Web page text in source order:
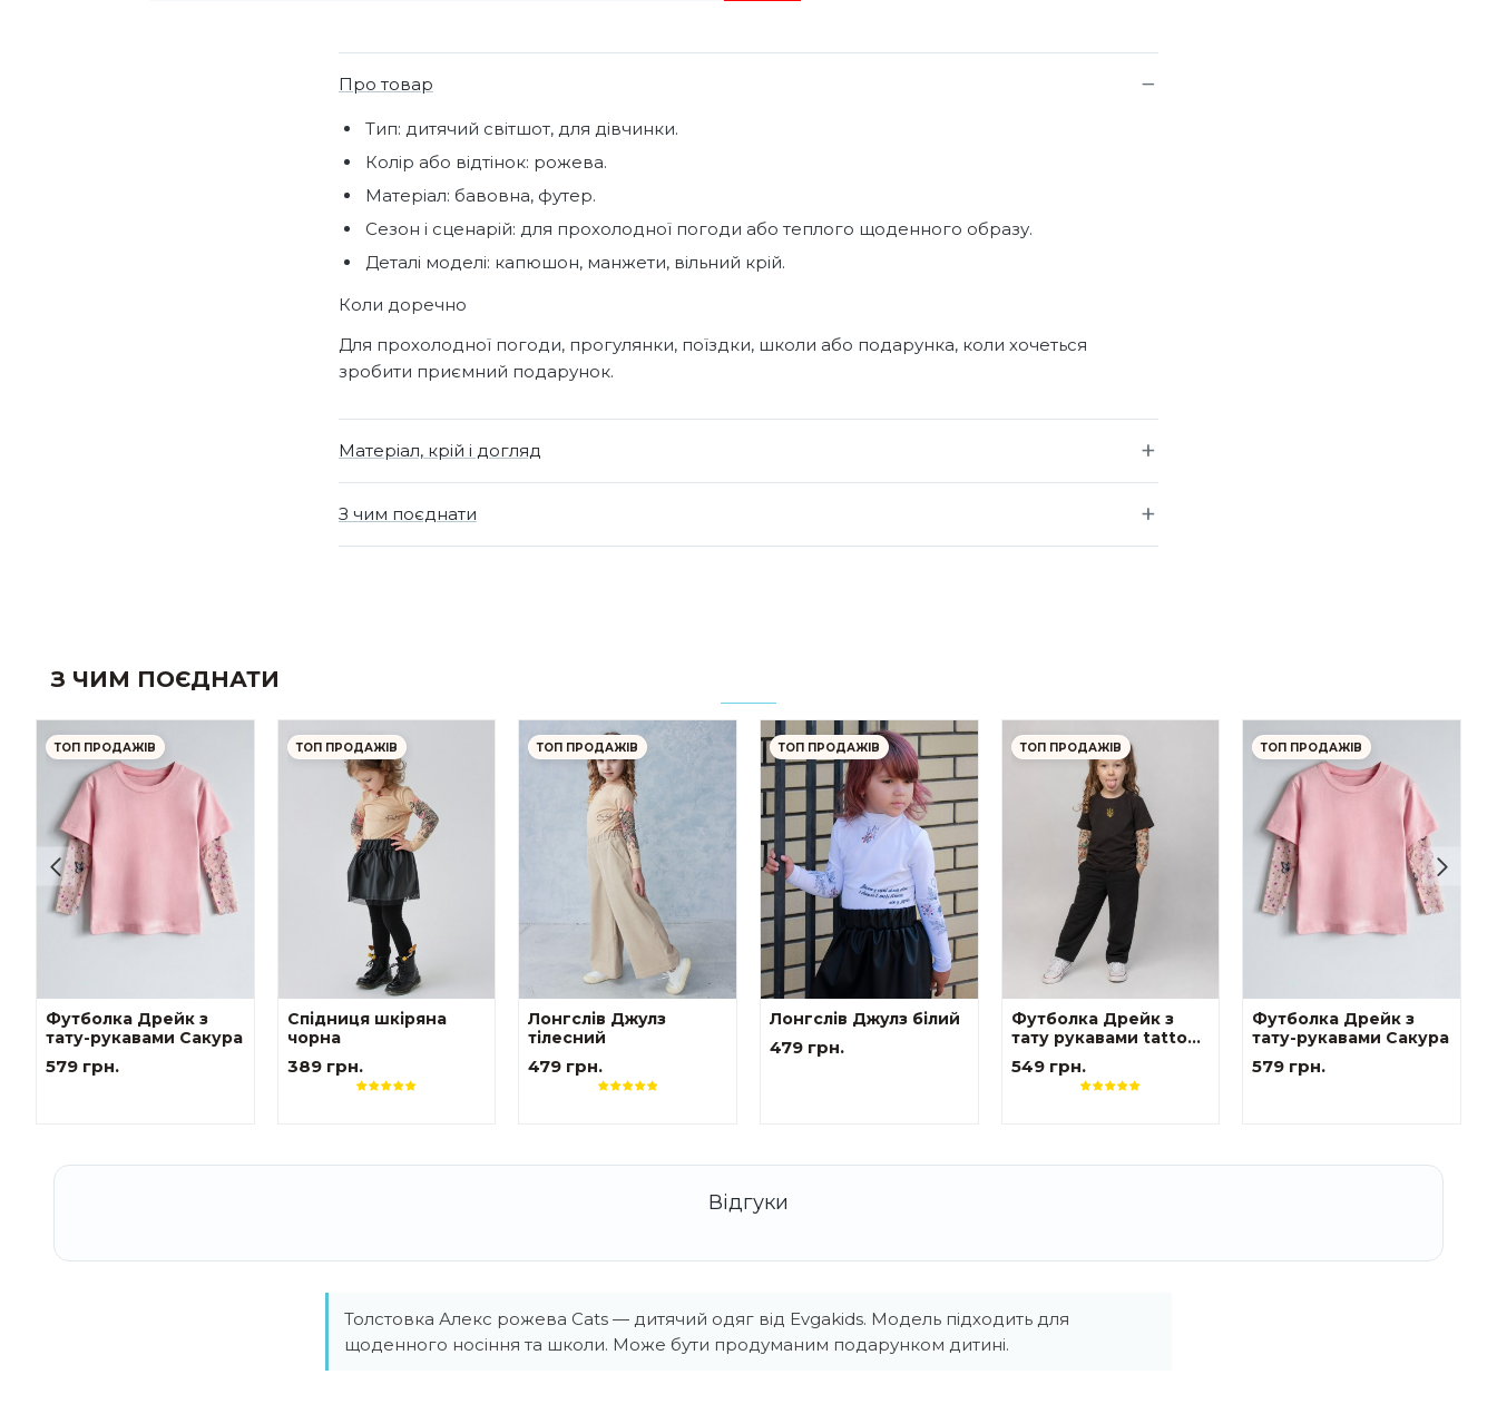
Про товар
Тип: дитячий світшот, для дівчинки.
Колір або відтінок: рожева.
Матеріал: бавовна, футер.
Сезон і сценарій: для прохолодної погоди або теплого щоденного образу.
Деталі моделі: капюшон, манжети, вільний крій.
Коли доречно
Для прохолодної погоди, прогулянки, поїздки, школи або подарунка, коли хочеться
зробити приємний подарунок.
Матеріал, крій і догляд
З чим поєднати
З ЧИМ ПОЄДНАТИ
ТОП ПРОДАЖІВ
Футболка Дрейк з
тату-рукавами Сакура
579 грн.
ТОП ПРОДАЖІВ
Спідниця шкіряна
чорна
389 грн.
ТОП ПРОДАЖІВ
Лонгслів Джулз
тілесний
479 грн.
ТОП ПРОДАЖІВ
Лонгслів Джулз білий
479 грн.
ТОП ПРОДАЖІВ
Футболка Дрейк з
тату рукавами tattoo
style Тризуб
549 грн.
ТОП ПРОДАЖІВ
Футболка Дрейк з
тату-рукавами Сакура
579 грн.
Толстовка Алекс рожева Cats — дитячий одяг від Evgakids. Модель підходить для
щоденного носіння та школи. Може бути продуманим подарунком дитині.